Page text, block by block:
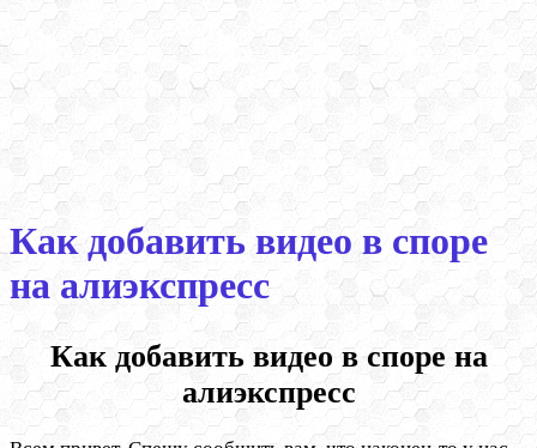
Как добавить видео в споре
на алиэкспресс
Как добавить видео в споре на
алиэкспресс